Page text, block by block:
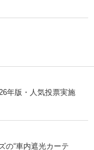
年版・人気投票実施
の“車内遮光カーテ